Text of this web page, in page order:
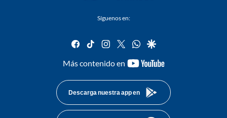
Síguenos en:
facebook
tiktok instagram
twitterwhatsapp
google
Más contenido en
youtube-
Descarga nuestra app en